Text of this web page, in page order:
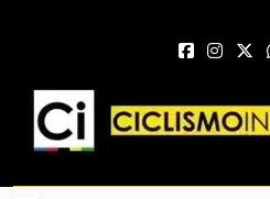
Ciclismo
Web Dedicada Al Ciclismo